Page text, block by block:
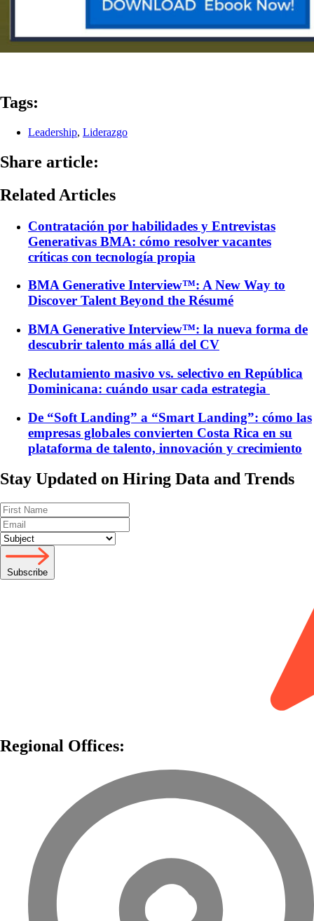
Tags:
Leadership, Liderazgo
Share article:
Related Articles
Contratación por habilidades y Entrevistas
Generativas BMA: cómo resolver vacantes
críticas con tecnología propia
BMA Generative Interview™: A New Way to
Discover Talent Beyond the Résumé
BMA Generative Interview™: la nueva forma de
descubrir talento más allá del CV
Reclutamiento masivo vs. selectivo en República
Dominicana: cuándo usar cada estrategia
De “Soft Landing” a “Smart Landing”: cómo las
empresas globales convierten Costa Rica en su
plataforma de talento, innovación y crecimiento
Stay Updated on Hiring Data and Trends
Subscribe
Regional Offices: